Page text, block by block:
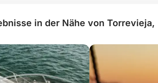
in der Nähe von Torrevieja,